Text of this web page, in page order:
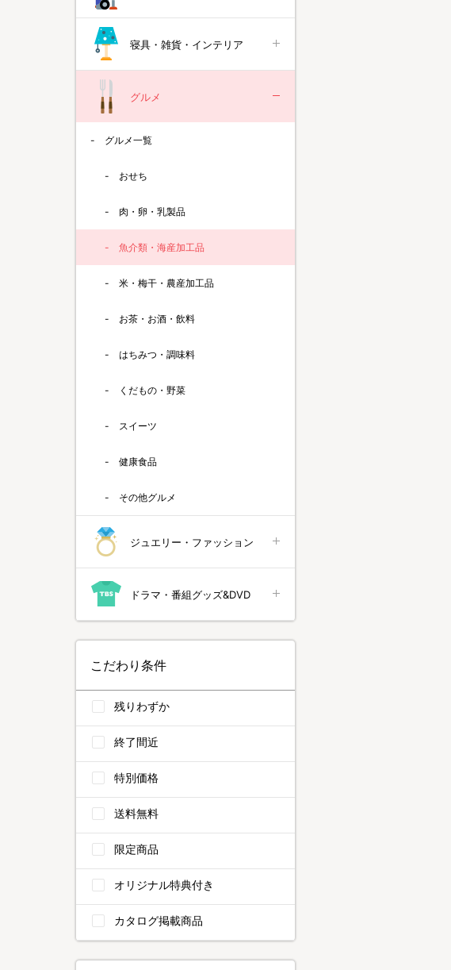
寝具・雑貨・インテリア
グルメ
グルメ一覧
おせち
肉・卵・乳製品
魚介類・海産加工品
米・梅干・農産加工品
お茶・お酒・飲料
はちみつ・調味料
くだもの・野菜
スイーツ
健康食品
その他グルメ
ジュエリー・ファッション
ドラマ・番組グッズ&DVD
こだわり条件
残りわずか
終了間近
特別価格
送料無料
限定商品
オリジナル特典付き
カタログ掲載商品